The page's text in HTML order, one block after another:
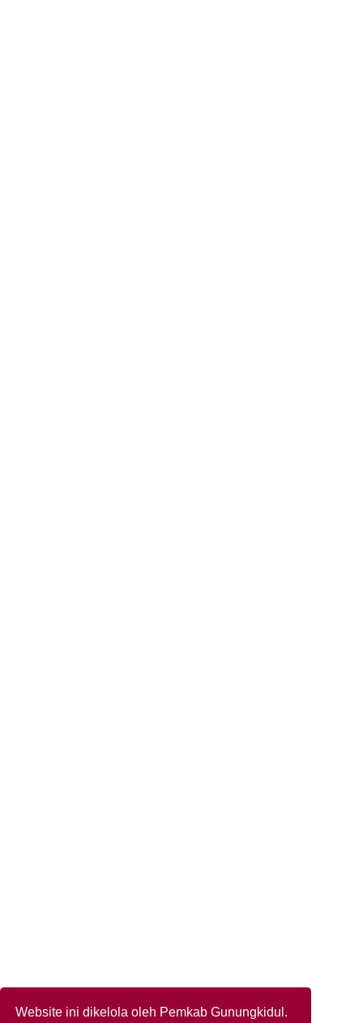
Website ini dikelola oleh Pemkab Gunungkidul.